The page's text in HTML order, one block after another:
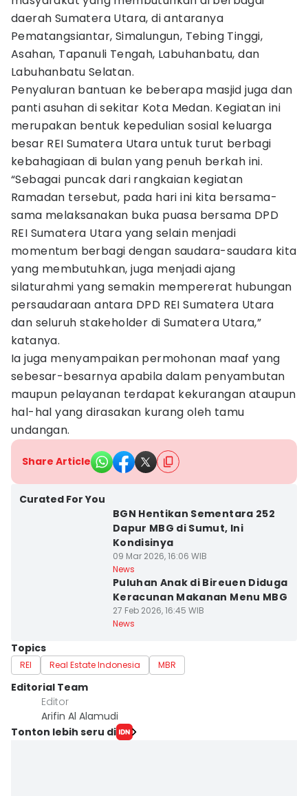
daerah Sumatera Utara, di antaranya
Pematangsiantar, Simalungun, Tebing Tinggi,
Asahan, Tapanuli Tengah, Labuhanbatu, dan
Labuhanbatu Selatan.
​Penyaluran bantuan ke beberapa masjid juga dan
panti asuhan di sekitar Kota Medan. Kegiatan ini
merupakan bentuk kepedulian sosial keluarga
besar REI Sumatera Utara untuk turut berbagi
kebahagiaan di bulan yang penuh berkah ini.
​“Sebagai puncak dari rangkaian kegiatan
Ramadan tersebut, pada hari ini kita bersama-
sama melaksanakan buka puasa bersama DPD
REI Sumatera Utara yang selain menjadi
momentum berbagi dengan saudara-saudara kita
yang membutuhkan, juga menjadi ajang
silaturahmi yang semakin mempererat hubungan
persaudaraan antara DPD REI Sumatera Utara
dan seluruh stakeholder di Sumatera Utara,”
katanya.
Ia juga menyampaikan permohonan maaf yang
sebesar-besarnya apabila dalam penyambutan
maupun pelayanan terdapat kekurangan ataupun
hal-hal yang dirasakan kurang oleh tamu
undangan.
Share Article
Curated For You
BGN Hentikan Sementara 252
Dapur MBG di Sumut, Ini
Kondisinya
09 Mar 2026, 16:06 WIB
News
Puluhan Anak di Bireuen Diduga
Keracunan Makanan Menu MBG
27 Feb 2026, 16:45 WIB
News
Topics
REI Real Estate Indonesia MBR
Editorial Team
Editor
Arifin Al Alamudi
Tonton lebih seru di